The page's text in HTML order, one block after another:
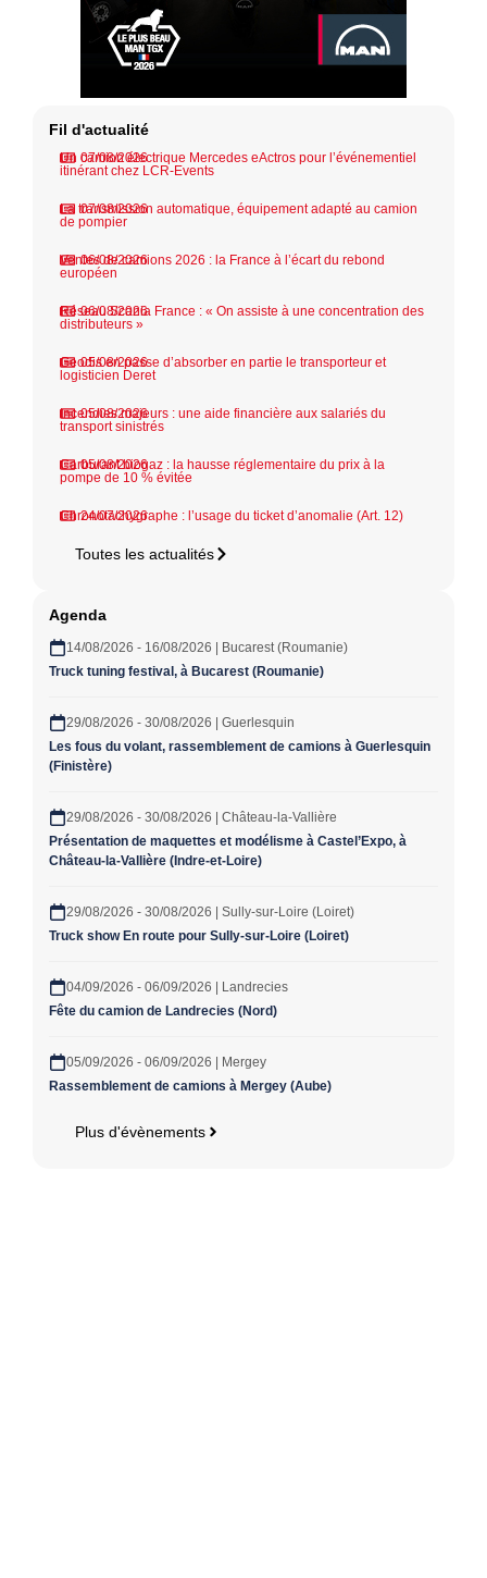
Fil d'actualité
07/08/2026
Un camion électrique Mercedes eActros pour l’événementiel
itinérant chez LCR-Events
07/08/2026
La transmission automatique, équipement adapté au camion
de pompier
06/08/2026
Ventes de camions 2026 : la France à l’écart du rebond
européen
06/08/2026
Réseau Scania France : « On assiste à une concentration des
distributeurs »
05/08/2026
Geodis en passe d’absorber en partie le transporteur et
logisticien Deret
05/08/2026
Incendies majeurs : une aide financière aux salariés du
transport sinistrés
05/08/2026
Carburant biogaz : la hausse réglementaire du prix à la
pompe de 10 % évitée
24/07/2026
Chronotachygraphe : l’usage du ticket d’anomalie (Art. 12)
Toutes les actualités
Agenda
14/08/2026 - 16/08/2026 | Bucarest (Roumanie)
Truck tuning festival, à Bucarest (Roumanie)
29/08/2026 - 30/08/2026 | Guerlesquin
Les fous du volant, rassemblement de camions à Guerlesquin
(Finistère)
29/08/2026 - 30/08/2026 | Château-la-Vallière
Présentation de maquettes et modélisme à Castel’Expo, à
Château-la-Vallière (Indre-et-Loire)
29/08/2026 - 30/08/2026 | Sully-sur-Loire (Loiret)
Truck show En route pour Sully-sur-Loire (Loiret)
04/09/2026 - 06/09/2026 | Landrecies
Fête du camion de Landrecies (Nord)
05/09/2026 - 06/09/2026 | Mergey
Rassemblement de camions à Mergey (Aube)
Plus d'évènements